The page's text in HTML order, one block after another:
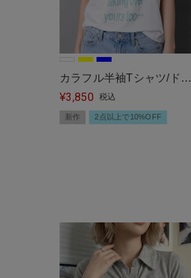
カラフル半袖Tシャツ/ドッ
トロゴ/#ストリート女子
¥3,850 税込
新作 2点以上で10%OFF